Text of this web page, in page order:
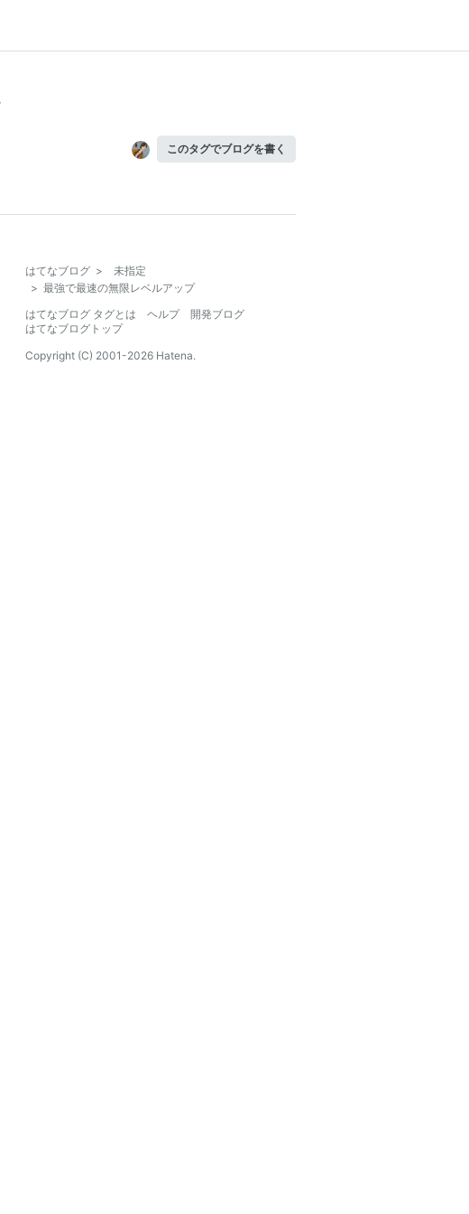
このタグでブログを書く
はてなブログ >
未指定
> 最強で最速の無限レベルアップ
はてなブログ タグとは
ヘルプ
開発ブログ
はてなブログトップ
Copyright (C) 2001-2026 Hatena.